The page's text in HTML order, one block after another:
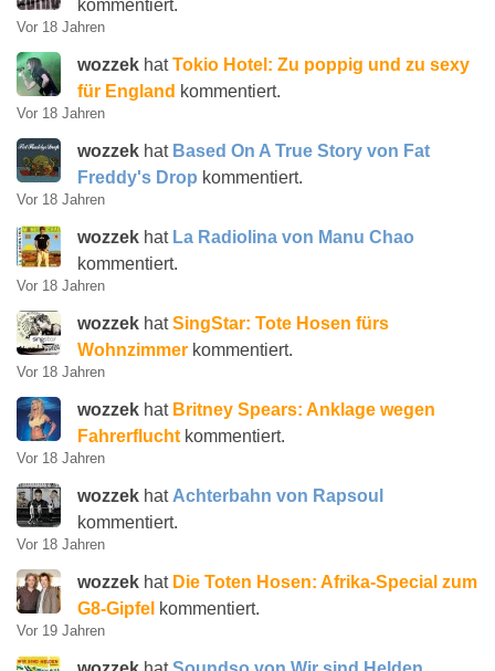
kommentiert.
Vor 18 Jahren
wozzek hatTokio Hotel: Zu poppig und zu sexy
für England kommentiert.
Vor 18 Jahren
wozzek hat Based On A True Story von Fat
Freddy's Drop kommentiert.
Vor 18 Jahren
wozzek hat La Radiolina von Manu Chao
kommentiert.
Vor 18 Jahren
wozzek hatSingStar: Tote Hosen fürs
Wohnzimmer kommentiert.
Vor 18 Jahren
wozzek hat Britney Spears: Anklage wegen
Fahrerflucht kommentiert.
Vor 18 Jahren
wozzek hat Achterbahn von Rapsoul
kommentiert.
Vor 18 Jahren
wozzek hat Die Toten Hosen: Afrika-Special zum
G8-Gipfel kommentiert.
Vor 19 Jahren